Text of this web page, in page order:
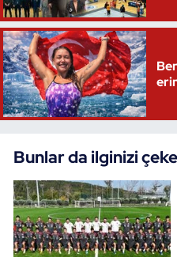
Bunlar da ilginizi